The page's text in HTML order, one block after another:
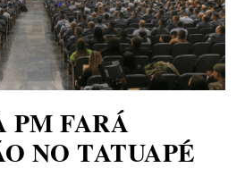
PM FARÁ
NO TATUAPÉ